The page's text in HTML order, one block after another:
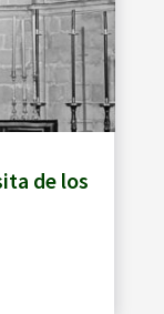
de los